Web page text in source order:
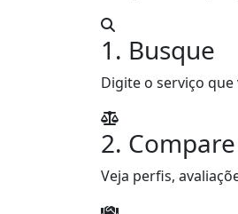
1. Busque
Digite o serviço
2. Compare
Veja perfis,